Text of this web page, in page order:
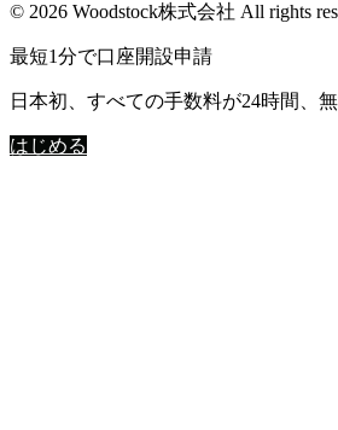
© 2026 Woodstock株式会社 All rights
最短1分で口座開設申請
日本初、すべての手数料が24時間、無
はじめる